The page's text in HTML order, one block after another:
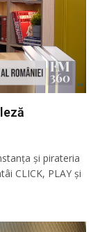
și pirateria
CLICK, PLAY și